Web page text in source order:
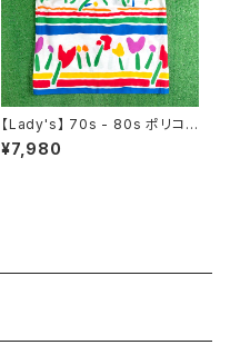
【Lady's】 70s - 80s ポリコッ
トン 花柄 ボーダー スカート /
アメリカ製 USA製 70年代 80
¥7,980